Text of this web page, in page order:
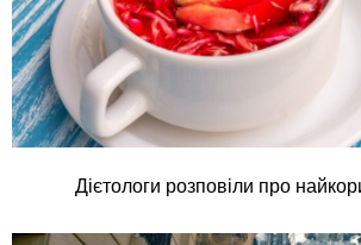
Дієтологи розповіли про